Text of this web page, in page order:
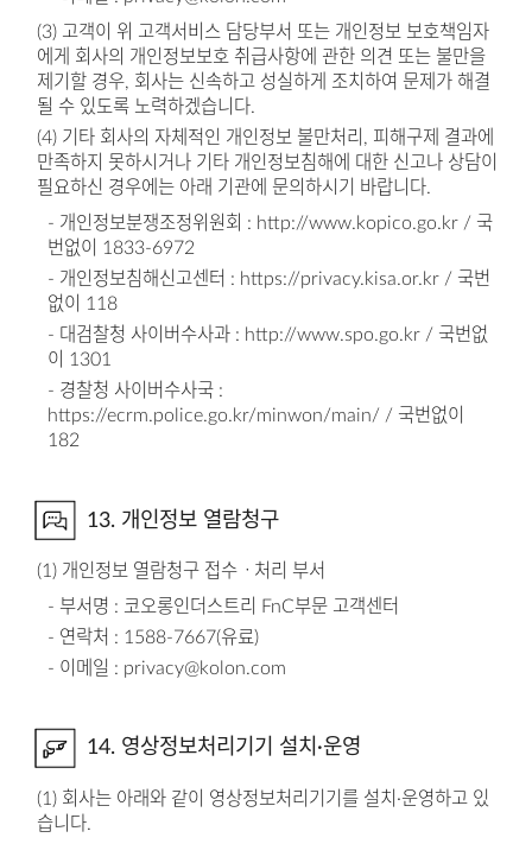
(3) 고객이 위 고객서비스 담당부서 또는 개인정보 보호책임자
에게 회사의 개인정보보호 취급사항에 관한 의견 또는 불만을
제기할 경우, 회사는 신속하고 성실하게 조치하여 문제가 해결
될 수 있도록 노력하겠습니다.
(4) 기타 회사의 자체적인 개인정보 불만처리, 피해구제 결과에
만족하지 못하시거나 기타 개인정보침해에 대한 신고나 상담이
필요하신 경우에는 아래 기관에 문의하시기 바랍니다.
- 개인정보분쟁조정위원회 : http://www.kopico.go.kr / 국
번없이 1833-6972
- 개인정보침해신고센터 : https://privacy.kisa.or.kr / 국번
없이 118
- 대검찰청 사이버수사과 : http://www.spo.go.kr / 국번없
이 1301
- 경찰청 사이버수사국 :
https://ecrm.police.go.kr/minwon/main/ / 국번없이
182
13. 개인정보 열람청구
(1) 개인정보 열람청구 접수ㆍ처리 부서
- 부서명 : 코오롱인더스트리 FnC부문 고객센터
- 연락처 : 1588-7667(유료)
- 이메일 : privacy@kolon.com
14. 영상정보처리기기 설치∙운영
(1) 회사는 아래와 같이 영상정보처리기기를 설치∙운영하고 있
습니다.